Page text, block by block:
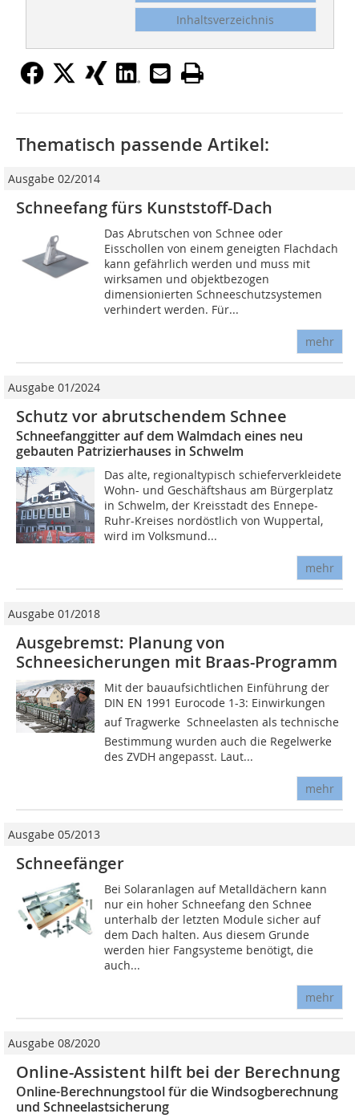
Inhaltsverzeichnis
Thematisch passende Artikel:
Ausgabe 02/2014
Schneefang fürs Kunststoff-Dach
Das Abrutschen von Schnee oder
Eisschollen von einem geneigten Flachdach
kann gefährlich werden und muss mit
wirksamen und objektbezogen
dimensionierten Schneeschutzsystemen
verhindert werden. Für...
mehr
Ausgabe 01/2024
Schutz vor abrutschendem Schnee
Schneefanggitter auf dem Walmdach eines neu
gebauten Patrizierhauses in Schwelm
Das alte, regionaltypisch schieferverkleidete
Wohn- und Geschäftshaus am Bürgerplatz
in Schwelm, der Kreisstadt des Ennepe-
Ruhr-Kreises nordöstlich von Wuppertal,
wird im Volksmund...
mehr
Ausgabe 01/2018
Ausgebremst: Planung von
Schneesicherungen mit Braas-Programm
Mit der bauaufsichtlichen Einführung der
DIN EN 1991 Eurocode 1-3: Einwirkungen
auf Tragwerke  Schneelasten als technische
Bestimmung wurden auch die Regelwerke
des ZVDH angepasst. Laut...
mehr
Ausgabe 05/2013
Schneefänger
Bei Solaranlagen auf Metalldächern kann
nur ein hoher Schneefang den Schnee
unterhalb der letzten Module sicher auf
dem Dach halten. Aus diesem Grunde
werden hier Fangsysteme benötigt, die
auch...
mehr
Ausgabe 08/2020
Online-Assistent hilft bei der Berechnung
Online-Berechnungstool für die Windsogberechnung
und Schneelastsicherung